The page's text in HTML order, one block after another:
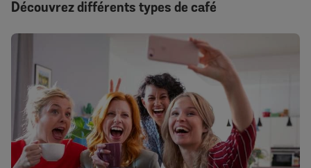
Découvrez différents types de café